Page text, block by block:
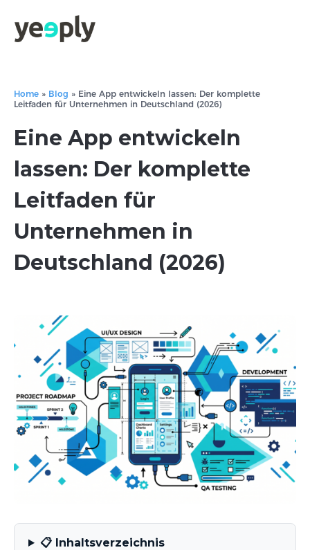
Home » Blog » Eine App entwickeln lassen: Der komplette
Leitfaden für Unternehmen in Deutschland (2026)
Eine App entwickeln
lassen: Der komplette
Leitfaden für
Unternehmen in
Deutschland (2026)
📋 Inhaltsverzeichnis